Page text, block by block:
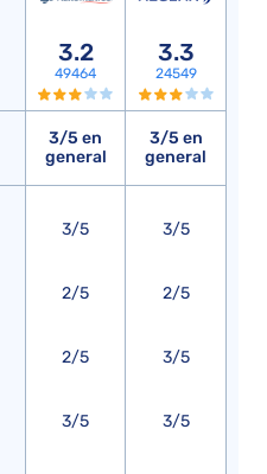
3.2
49464
3/5 en
general
3/5
2/5
2/5
3/5
3.3
24549
3/5 en
general
3/5
2/5
3/5
3/5